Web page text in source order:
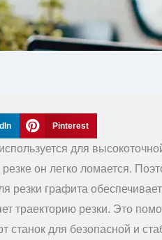
Pinterest
для
он легко ломается.
резки графита
траекторию резки. Это
станок для безопасной и